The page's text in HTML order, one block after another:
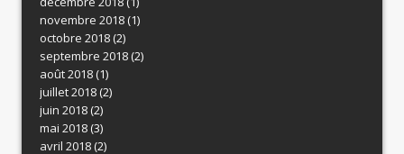
novembre 2018(1)
octobre 2018(2)
septembre 2018(2)
août 2018(1)
juillet 2018(2)
juin 2018(2)
mai 2018(3)
avril 2018(2)